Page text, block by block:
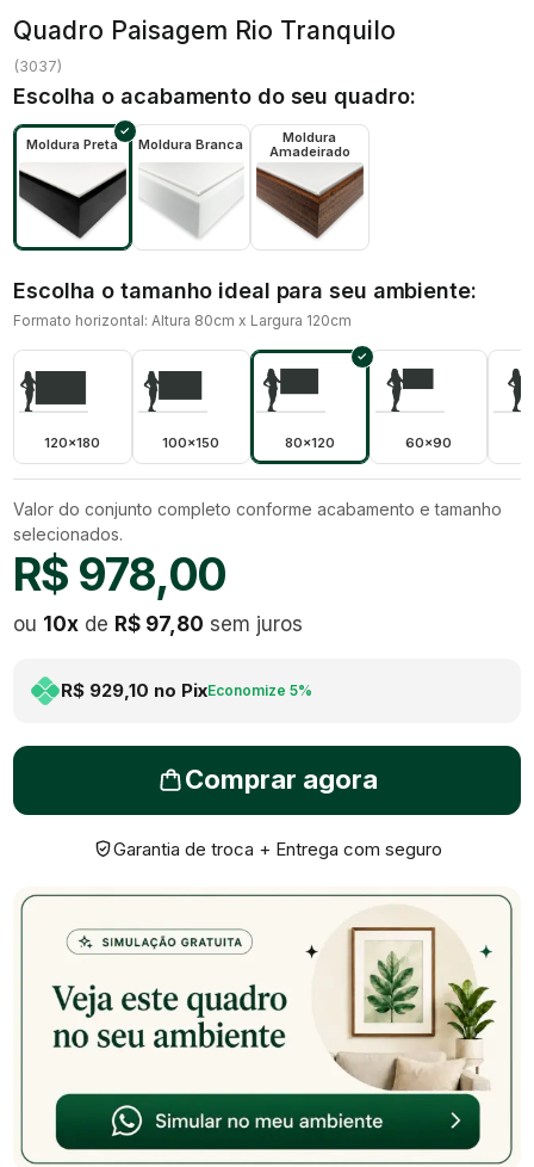
Quadro Paisagem Rio Tranquilo
(3037)
Escolha o acabamento do seu quadro:
Moldura Preta Moldura Branca
Moldura
Amadeirado
Escolha o tamanho ideal para seu ambiente:
Formato horizontal: Altura 80cm x Largura 120cm
120x180 100x150 80x120 60x90
Valor do conjunto completo conforme acabamento e tamanho
selecionados.
R$ 978,00
ou 10x de R$ 97,80 sem juros
R$ 929,10 no PixEconomize 5%
Comprar agora
Garantia de troca + Entrega com seguro